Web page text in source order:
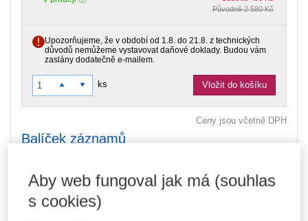
Původně 2 580 Kč
Upozorňujeme, že v období od 1.8. do 21.8. z technických
důvodů nemůžeme vystavovat daňové doklady. Budou vám
zaslány dodatečně e-mailem.
ks Vložit do košíku
Ceny jsou včetně DPH
Balíček záznamů
účetní - ZÁZNAM
Zaměstnanecké benefity po daňové reformě platné od
Aby web fungoval jak má (souhlas
s cookies)